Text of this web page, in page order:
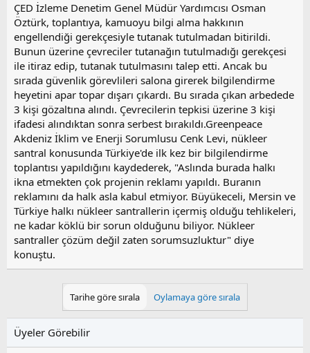
ÇED İzleme Denetim Genel Müdür Yardımcısı Osman
Öztürk, toplantıya, kamuoyu bilgi alma hakkının
engellendiği gerekçesiyle tutanak tutulmadan bitirildi.
Bunun üzerine çevreciler tutanağın tutulmadığı gerekçesi
ile itiraz edip, tutanak tutulmasını talep etti. Ancak bu
sırada güvenlik görevlileri salona girerek bilgilendirme
heyetini apar topar dışarı çıkardı. Bu sırada çıkan arbedede
3 kişi gözaltına alındı. Çevrecilerin tepkisi üzerine 3 kişi
ifadesi alındıktan sonra serbest bırakıldı.Greenpeace
Akdeniz İklim ve Enerji Sorumlusu Cenk Levi, nükleer
santral konusunda Türkiye'de ilk kez bir bilgilendirme
toplantısı yapıldığını kaydederek, "Aslında burada halkı
ikna etmekten çok projenin reklamı yapıldı. Buranın
reklamını da halk asla kabul etmiyor. Büyükeceli, Mersin ve
Türkiye halkı nükleer santrallerin içermiş olduğu tehlikeleri,
ne kadar köklü bir sorun olduğunu biliyor. Nükleer
santraller çözüm değil zaten sorumsuzluktur" diye
konuştu.
Tarihe göre sırala Oylamaya göre sırala
Üyeler Görebilir